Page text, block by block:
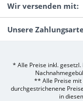
Wir versenden mit:
Unsere
* Alle Preise inkl.
** Alle Preise mit
durchgestrichenene
in